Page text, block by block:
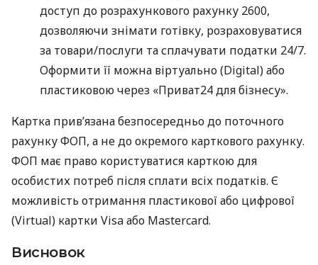
доступ до розрахункового рахунку 2600,
дозволяючи знімати готівку, розраховуватися
за товари/послуги та сплачувати податки 24/7.
Оформити її можна віртуально (Digital) або
пластиковою через «Приват24 для бізнесу».
Картка прив’язана безпосередньо до поточного
рахунку ФОП, а не до окремого карткового рахунку.
ФОП має право користуватися карткою для
особистих потреб після сплати всіх податків. Є
можливість отримання пластикової або цифрової
(Virtual) картки Visa або Mastercard.
Висновок